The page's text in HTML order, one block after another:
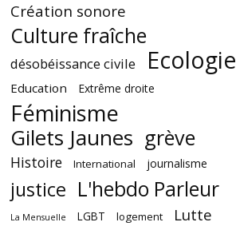
Création sonore
Culture fraîche
désobéissance civile Ecologie
Education Extrême droite
Féminisme
Gilets Jaunes grève
Histoire International journalisme
justice L'hebdo Parleur
La Mensuelle LGBT logement Lutte